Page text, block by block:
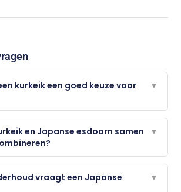
kurkeik een goed keuze voor
▼
en Japanse esdoorn samen
▼
vraagt een Japanse
▼